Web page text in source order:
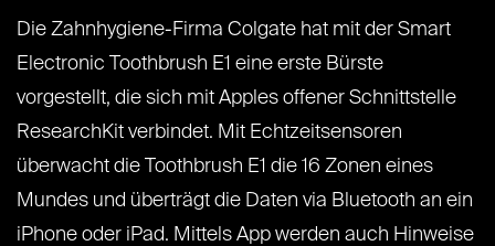
Die Zahnhygiene-Firma Colgate hat mit der Smart
Electronic Toothbrush E1 eine erste Bürste
vorgestellt, die sich mit Apples offener Schnittstelle
ResearchKit verbindet. Mit Echtzeitsensoren
überwacht die Toothbrush E1 die 16 Zonen eines
Mundes und überträgt die Daten via Bluetooth an ein
iPhone oder iPad. Mittels App werden auch Hinweise